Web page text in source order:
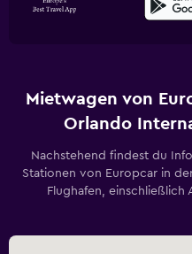
Mietwagen von
Orlando
Nachstehend findest du
Stationen von Europcar in
Flughafen, einschließlich